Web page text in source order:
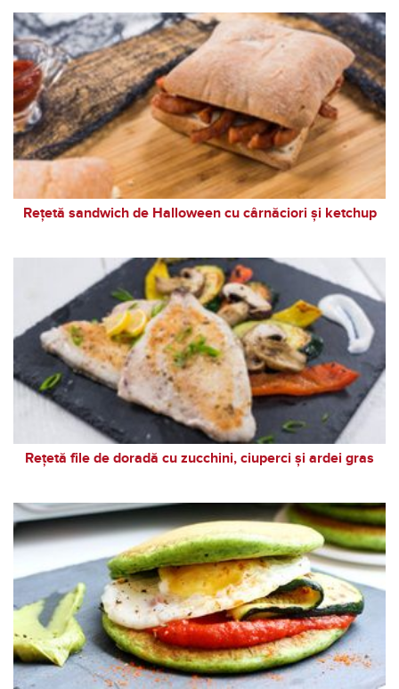
Rețetă sandwich de Halloween cu cârnăciori și ketchup
Rețetă file de doradă cu zucchini, ciuperci și ardei gras